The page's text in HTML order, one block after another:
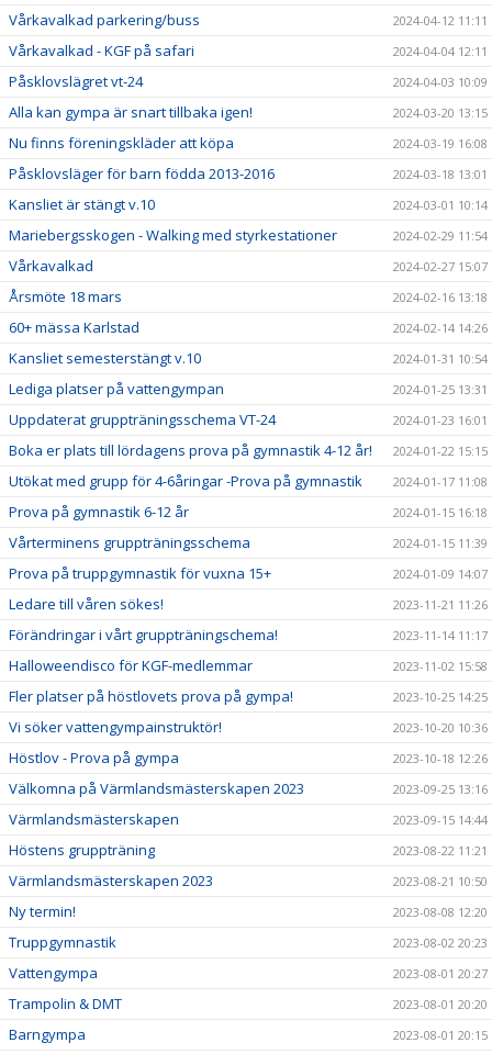
Vårkavalkad parkering/buss 2024-04-12 11:11
Vårkavalkad - KGF på safari 2024-04-04 12:11
Påsklovslägret vt-24 2024-04-03 10:09
Alla kan gympa är snart tillbaka igen! 2024-03-20 13:15
Nu finns föreningskläder att köpa 2024-03-19 16:08
Påsklovsläger för barn födda 2013-2016 2024-03-18 13:01
Kansliet är stängt v.10 2024-03-01 10:14
Mariebergsskogen - Walking med styrkestationer 2024-02-29 11:54
Vårkavalkad 2024-02-27 15:07
Årsmöte 18 mars 2024-02-16 13:18
60+ mässa Karlstad 2024-02-14 14:26
Kansliet semesterstängt v.10 2024-01-31 10:54
Lediga platser på vattengympan 2024-01-25 13:31
Uppdaterat gruppträningsschema VT-24 2024-01-23 16:01
Boka er plats till lördagens prova på gymnastik 4-12 år! 2024-01-22 15:15
Utökat med grupp för 4-6åringar -Prova på gymnastik 2024-01-17 11:08
Prova på gymnastik 6-12 år 2024-01-15 16:18
Vårterminens gruppträningsschema 2024-01-15 11:39
Prova på truppgymnastik för vuxna 15+ 2024-01-09 14:07
Ledare till våren sökes! 2023-11-21 11:26
Förändringar i vårt gruppträningschema! 2023-11-14 11:17
Halloweendisco för KGF-medlemmar 2023-11-02 15:58
Fler platser på höstlovets prova på gympa! 2023-10-25 14:25
Vi söker vattengympainstruktör! 2023-10-20 10:36
Höstlov - Prova på gympa 2023-10-18 12:26
Välkomna på Värmlandsmästerskapen 2023 2023-09-25 13:16
Värmlandsmästerskapen 2023-09-15 14:44
Höstens gruppträning 2023-08-22 11:21
Värmlandsmästerskapen 2023 2023-08-21 10:50
Ny termin! 2023-08-08 12:20
Truppgymnastik 2023-08-02 20:23
Vattengympa 2023-08-01 20:27
Trampolin & DMT 2023-08-01 20:20
Barngympa 2023-08-01 20:15